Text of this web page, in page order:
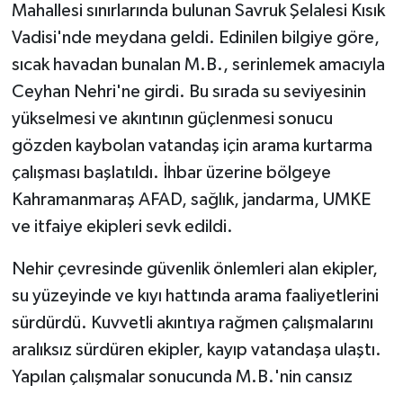
Mahallesi sınırlarında bulunan Savruk Şelalesi Kısık
Vadisi'nde meydana geldi. Edinilen bilgiye göre,
sıcak havadan bunalan M.B., serinlemek amacıyla
Ceyhan Nehri'ne girdi. Bu sırada su seviyesinin
yükselmesi ve akıntının güçlenmesi sonucu
gözden kaybolan vatandaş için arama kurtarma
çalışması başlatıldı. İhbar üzerine bölgeye
Kahramanmaraş AFAD, sağlık, jandarma, UMKE
ve itfaiye ekipleri sevk edildi.
Nehir çevresinde güvenlik önlemleri alan ekipler,
su yüzeyinde ve kıyı hattında arama faaliyetlerini
sürdürdü. Kuvvetli akıntıya rağmen çalışmalarını
aralıksız sürdüren ekipler, kayıp vatandaşa ulaştı.
Yapılan çalışmalar sonucunda M.B.'nin cansız